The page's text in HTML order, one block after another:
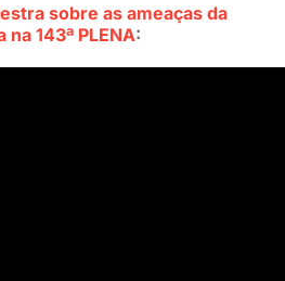
sobre as ameaças da
na 143ª PLENA: